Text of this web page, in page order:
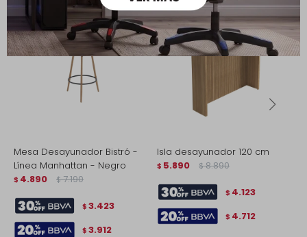
Mesa Desayunador Bistró -
Línea Manhattan - Negro
$ 4.890 $ 7.190
$ 3.423
$ 3.912
Isla desayunador 120 cm
$ 5.890 $ 8.890
$ 4.123
$ 4.712